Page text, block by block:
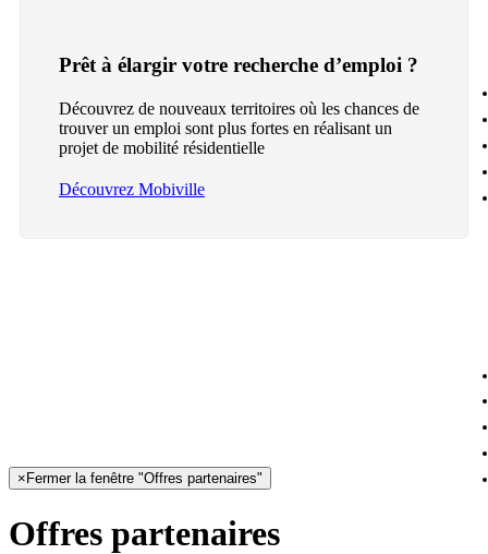
Prêt à élargir votre recherche d’emploi ?
Découvrez de nouveaux territoires où les chances de
trouver un emploi sont plus fortes en réalisant un
projet de mobilité résidentielle
Découvrez Mobiville
× Fermer la fenêtre "Offres partenaires"
Offres partenaires